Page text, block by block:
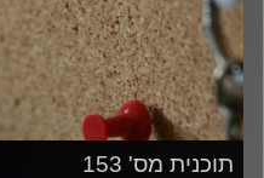
תוכנית מס' 153